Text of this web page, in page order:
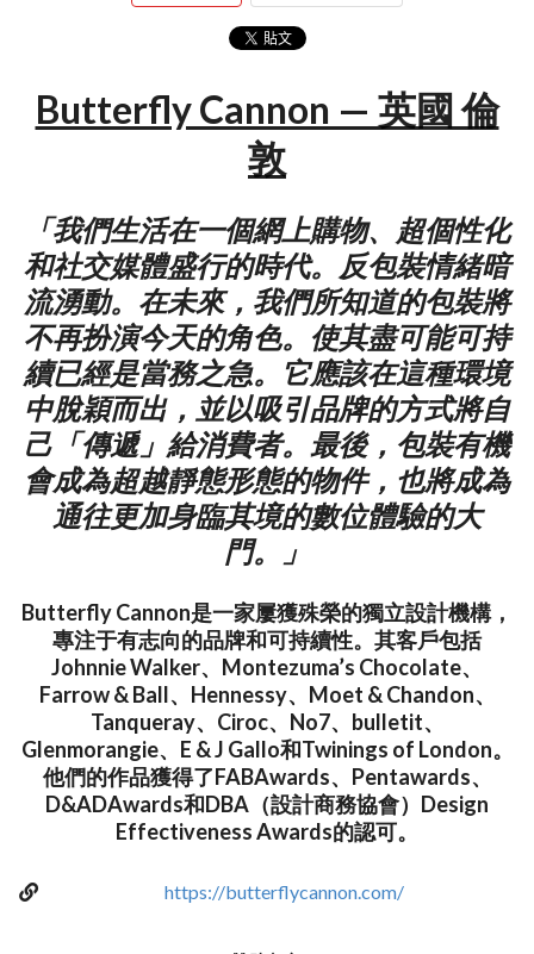
Butterfly Cannon — 英國 倫
敦
「我們生活在一個網上購物、超個性化
和社交媒體盛行的時代。反包裝情緒暗
流湧動。在未來，我們所知道的包裝將
不再扮演今天的角色。使其盡可能可持
續已經是當務之急。它應該在這種環境
中脫穎而出，並以吸引品牌的方式將自
己「傳遞」給消費者。最後，包裝有機
會成為超越靜態形態的物件，也將成為
通往更加身臨其境的數位體驗的大
門。」
Butterfly Cannon是一家屢獲殊榮的獨立設計機構，
專注于有志向的品牌和可持續性。其客戶包括
Johnnie Walker、Montezuma’s Chocolate、
Farrow & Ball、Hennessy、Moet & Chandon、
Tanqueray、Ciroc、No7、bulletit、
Glenmorangie、E & J Gallo和Twinings of London。
他們的作品獲得了FABAwards、Pentawards、
D&ADAwards和DBA（設計商務協會）Design
Effectiveness Awards的認可。
https://butterflycannon.com/